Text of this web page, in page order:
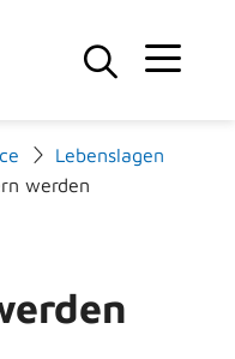
Lebenslagen
werden